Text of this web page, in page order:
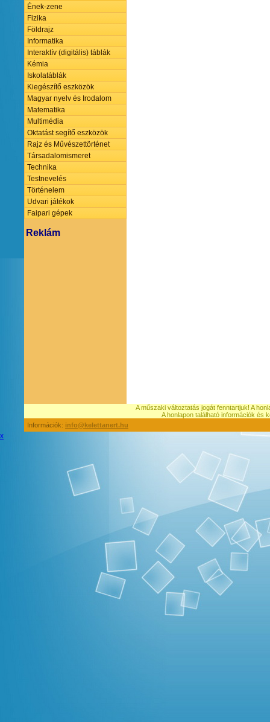
Ének-zene
Fizika
Földrajz
Informatika
Interaktív (digitális) táblák
Kémia
Iskolatáblák
Kiegészítő eszközök
Magyar nyelv és Irodalom
Matematika
Multimédia
Oktatást segítő eszközök
Rajz és Művészettörténet
Társadalomismeret
Technika
Testnevelés
Történelem
Udvari játékok
Faipari gépek
Reklám
A műszaki változtatás jogát fenntartjuk! A
A honlapon található információk és
Információk: info@kelettanert.hu
x